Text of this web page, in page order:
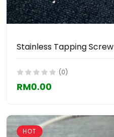
Stainless Tapping Screw
(0)
RM0.00
HOT